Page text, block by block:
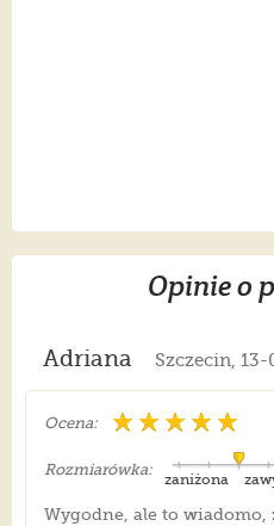
Opinie o
Adriana Szczecin,
Ocena:
Rozmiarówka:
zaniżona
Wygodne, ale to wiadomo,